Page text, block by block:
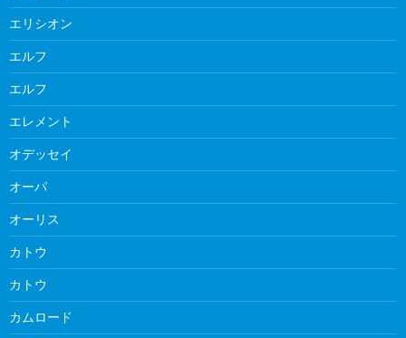
エリシオン
エルフ
エルフ
エレメント
オデッセイ
オーパ
オーリス
カトウ
カトウ
カムロード